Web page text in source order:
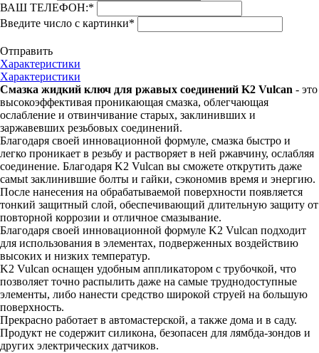
ВАШ ТЕЛЕФОН:*
Введите число с картинки*
Отправить
Характеристики
Характеристики
Смазка жидкий ключ для ржавых соединений K2 Vulcan - это
высокоэффективая проникающая смазка, облегчающая
ослабление и отвинчивание старых, заклинивших и
заржавевших резьбовых соединений.
Благодаря своей инновационной формуле, смазка быстро и
легко проникает в резьбу и растворяет в ней ржавчину, ослабляя
соединение. Благодаря K2 Vulcan вы сможете открутить даже
самыt заклинившие болты и гайки, сэкономив время и энергию.
После нанесения на обрабатываемой поверхности появляется
тонкий защитный слой, обеспечивающий длительную защиту от
повторной коррозии и отличное смазывание.
Благодаря своей инновационной формуле K2 Vulcan подходит
для использования в элементах, подверженных воздействию
высоких и низких температур.
K2 Vulcan оснащен удобным аппликатором с трубочкой, что
позволяет точно распылить даже на самые труднодоступные
элементы, либо нанести средство широкой струей на большую
поверхность.
Прекрасно работает в автомастерской, а также дома и в саду.
Продукт не содержит силикона, безопасен для лямбда-зондов и
других электрических датчиков.